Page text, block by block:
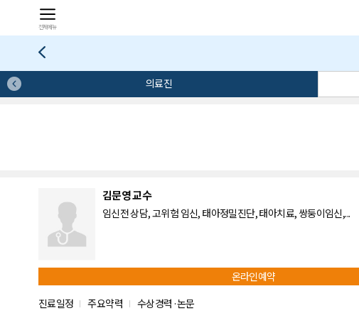
전체메뉴
의료진
김문영 교수
임신전 상담, 고위험 임신, 태아정밀진단, 태아치료, 쌍둥이임신,...
온라인예약
진료일정
주요약력 수상경력·논문